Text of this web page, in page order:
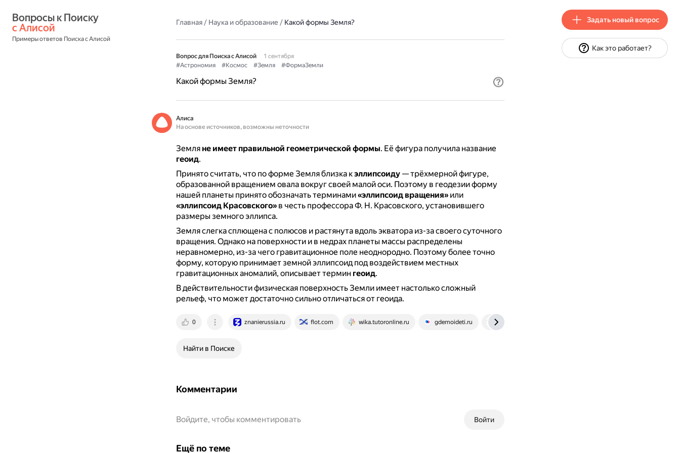
с Алисой
Примеры ответов Поиска с Алисой
Главная/ Наука и образование / Какой формы Земля?
Вопрос для Поиска с Алисой
1 сентября
#Астрономия
#Космос #Земля #ФормаЗемли
Какой формы Земля?
Алиса
На основе источников, возможны неточности
Земля не имеет правильной геометрической формы. Её фигура получила название
геоид.
Принято считать, что по форме Земля близка кэллипсоиду— трёхмерной фигуре,
образованной вращением овала вокруг своей малой оси. Поэтому в геодезии форму
нашей планеты принято обозначать терминами«эллипсоид вращения»или
«эллипсоид Красовского»в честь профессора Ф. Н. Красовского, установившего
размеры земного эллипса.
Земля слегка сплющена с полюсов и растянута вдоль экватора из-за своего суточного
вращения. Однако на поверхности и в недрах планеты массы распределены
неравномерно, из-за чего гравитационное поле неоднородно. Поэтому более точно
форму, которую принимает земной эллипсоид под воздействием местных
гравитационных аномалий, описывает термин геоид.
В действительности физическая поверхность Земли имеет настолько сложный
рельеф, что может достаточно сильно отличаться от геоида.
0 znanierussia.ru flot.com wika.tutoronline.ru gdemoideti.ru ru.wikipedia.org
Найти в Поиске
Комментарии
Войти
Войдите, чтобы комментировать
Ещё по теме
Задать новый вопрос
Как это работает?